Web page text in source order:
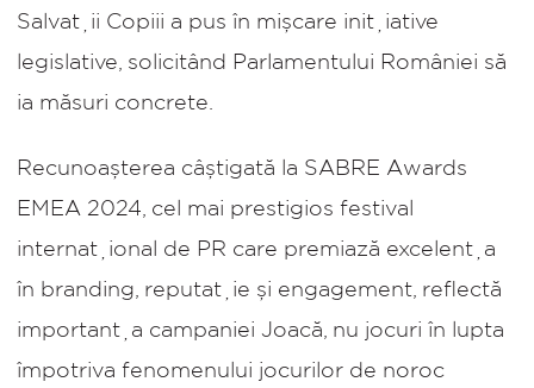
Salvații Copiii a pus în mișcare inițiative
legislative, solicitând Parlamentului României să
ia măsuri concrete.
Recunoașterea câștigată la SABRE Awards
EMEA 2024, cel mai prestigios festival
internațional de PR care premiază excelența
în branding, reputație și engagement, reflectă
importanța campaniei Joacă, nu jocuri în lupta
împotriva fenomenului jocurilor de noroc